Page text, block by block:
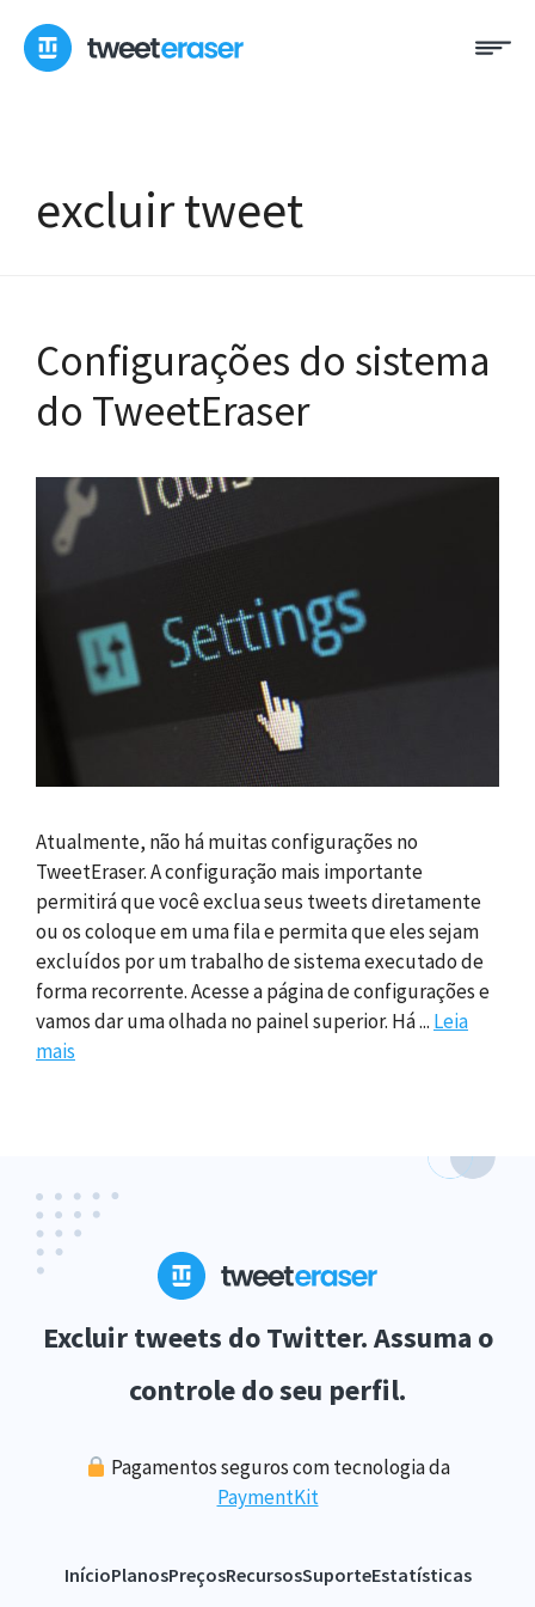
para
excluir tweet
Configurações do sistema
do TweetEraser
Atualmente, não há muitas configurações no
TweetEraser. A configuração mais importante
permitirá que você exclua seus tweets diretamente
ou os coloque em uma fila e permita que eles sejam
excluídos por um trabalho de sistema executado de
forma recorrente. Acesse a página de configurações e
vamos dar uma olhada no painel superior. Há ... Leia
mais
Excluir tweets do Twitter. Assuma o
controle do seu perfil.
Pagamentos seguros com tecnologia da
PaymentKit
InícioPlanosPreçosRecursosSuporteEstatísticas